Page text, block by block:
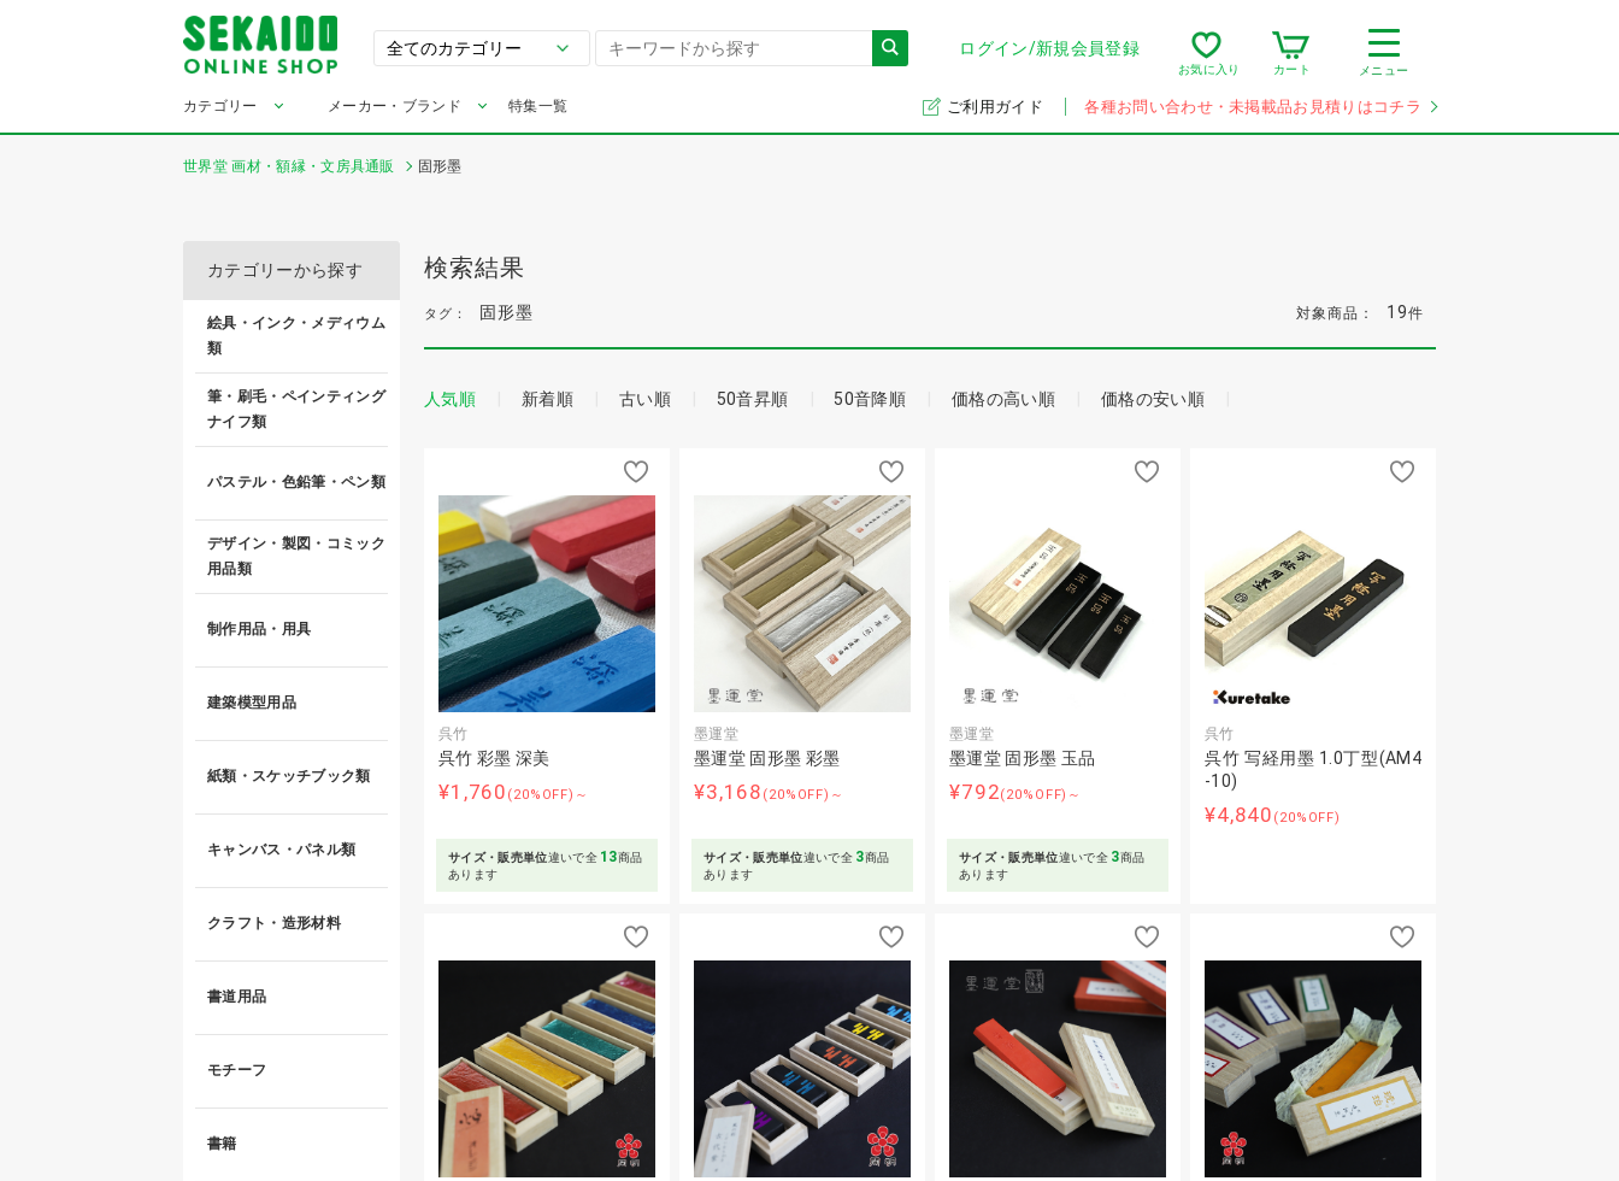
ログイン/新規会員登録
お気に入り カート メニュー
カテゴリー メーカー・ブランド 特集一覧 ご利用ガイド 各種お問い合わせ・未掲載品お見積りはコチラ
世界堂 画材・額縁・文房具通販 固形墨
検索結果
タグ： 固形墨 対象商品： 19件
人気順 新着順 古い順 50音昇順 50音降順 価格の高い順 価格の安い順
呉竹
呉竹 彩墨 深美
¥1,760 (20%OFF)～
サイズ・販売単位違いで全 13商品
あります
墨運堂
墨運堂 固形墨 彩墨
¥3,168 (20%OFF)～
サイズ・販売単位違いで全 3商品
あります
墨運堂
墨運堂 固形墨 玉品
¥792(20%OFF)～
サイズ・販売単位違いで全 3商品
あります
呉竹
呉竹 写経用墨 1.0丁型(AM4
-10)
¥4,840 (20%OFF)
カテゴリーから探す
絵具・インク・メディウム
類
筆・刷毛・ペインティング
ナイフ類
パステル・色鉛筆・ペン類
デザイン・製図・コミック
用品類
制作用品・用具
建築模型用品
紙類・スケッチブック類
キャンバス・パネル類
クラフト・造形材料
書道用品
モチーフ
書籍